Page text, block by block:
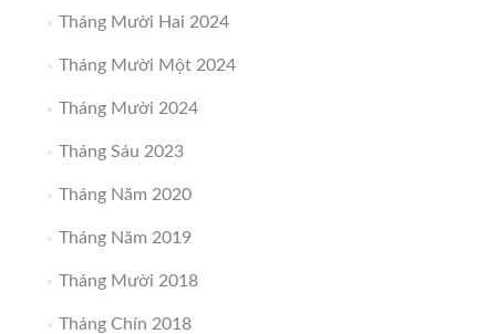
Tháng Mười Hai 2024
Tháng Mười Một 2024
Tháng Mười 2024
Tháng Sáu 2023
Tháng Năm 2020
Tháng Năm 2019
Tháng Mười 2018
Tháng Chín 2018